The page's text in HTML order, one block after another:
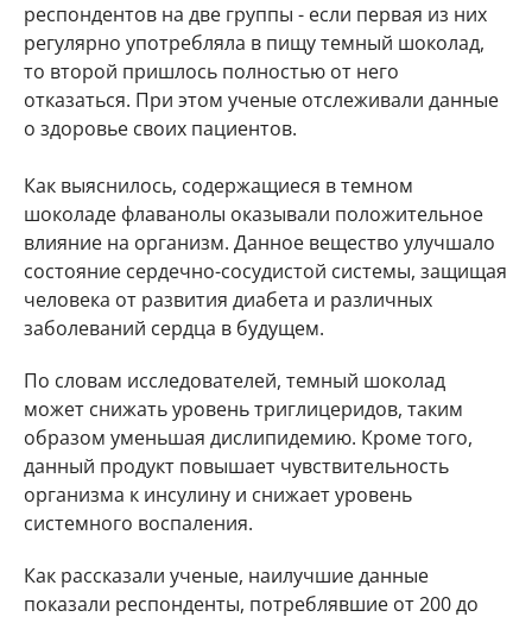
респондентов на две группы - если первая из них
регулярно употребляла в пищу темный шоколад,
то второй пришлось полностью от него
отказаться. При этом ученые отслеживали данные
о здоровье своих пациентов.
Как выяснилось, содержащиеся в темном
шоколаде флаванолы оказывали положительное
влияние на организм. Данное вещество улучшало
состояние сердечно-сосудистой системы, защищая
человека от развития диабета и различных
заболеваний сердца в будущем.
По словам исследователей, темный шоколад
может снижать уровень триглицеридов, таким
образом уменьшая дислипидемию. Кроме того,
данный продукт повышает чувствительность
организма к инсулину и снижает уровень
системного воспаления.
Как рассказали ученые, наилучшие данные
показали респонденты, потреблявшие от 200 до